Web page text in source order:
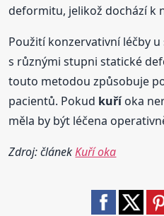
deformitu, jelikož dochází k
Použití konzervativní léčby
s různými stupni statické
touto metodou způsobuje
pacientů. Pokud kuříoka
měla by být léčena
Zdroj: článekKuří oka